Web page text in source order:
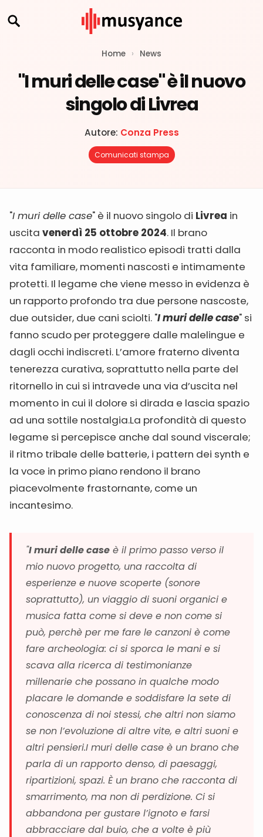
Home › News
"I muri delle case" è il nuovo
singolo di Livrea
Autore: Conza Press
Comunicati stampa
"I muri delle case" è il nuovo singolo di Livrea in
uscita venerdì 25 ottobre 2024. Il brano
racconta in modo realistico episodi tratti dalla
vita familiare, momenti nascosti e intimamente
protetti. Il legame che viene messo in evidenza è
un rapporto profondo tra due persone nascoste,
due outsider, due cani sciolti. "I muri delle case" si
fanno scudo per proteggere dalle malelingue e
dagli occhi indiscreti. L’amore fraterno diventa
tenerezza curativa, soprattutto nella parte del
ritornello in cui si intravede una via d’uscita nel
momento in cui il dolore si dirada e lascia spazio
ad una sottile nostalgia.La profondità di questo
legame si percepisce anche dal sound viscerale;
il ritmo tribale delle batterie, i pattern dei synth e
la voce in primo piano rendono il brano
piacevolmente frastornante, come un
incantesimo.
"I muri delle case è il primo passo verso il
mio nuovo progetto, una raccolta di
esperienze e nuove scoperte (sonore
soprattutto), un viaggio di suoni organici e
musica fatta come si deve e non come si
può, perchè per me fare le canzoni è come
fare archeologia: ci si sporca le mani e si
scava alla ricerca di testimonianze
millenarie che possano in qualche modo
placare le domande e soddisfare la sete di
conoscenza di noi stessi, che altri non siamo
se non l’evoluzione di altre vite, e altri suoni e
altri pensieri.I muri delle case è un brano che
parla di un rapporto denso, di paesaggi,
ripartizioni, spazi. È un brano che racconta di
smarrimento, ma non di perdizione. Ci si
abbandona per gustare l’ignoto e farsi
abbracciare dal buio, che a volte è più